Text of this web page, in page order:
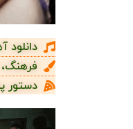
دانلود
دستور